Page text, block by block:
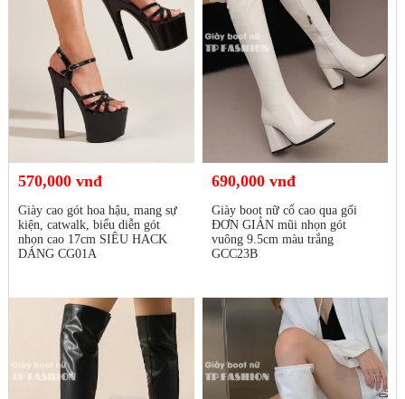
570,000 vnđ
Giày cao gót hoa hậu, mang sự
kiện, catwalk, biểu diễn gót
nhọn cao 17cm SIÊU HACK
DÁNG CG01A
690,000 vnđ
Giày boot nữ cổ cao qua gối
ĐƠN GIẢN mũi nhọn gót
vuông 9.5cm màu trắng
GCC23B